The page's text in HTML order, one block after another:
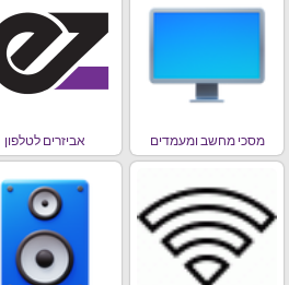
מסכי מחשב ומעמדים אביזרים לטלפון